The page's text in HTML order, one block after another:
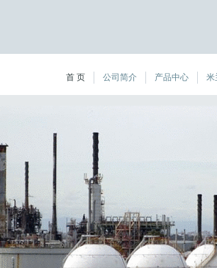
首 页 公司简介 产品中心 米